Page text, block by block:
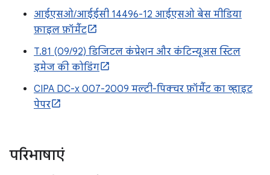
आईएसओ/आईईसी 14496-12 आईएसओ बेस मीडिया
फ़ाइल फ़ॉर्मैट
T.81 (09/92) डिजिटल कंप्रेशन और कंटिन्यूअस स्टिल
इमेज की कोडिंग
CIPA DC-x 007-2009 मल्टी-पिक्चर फ़ॉर्मैट का व्हाइट
पेपर
परिभाषाएं